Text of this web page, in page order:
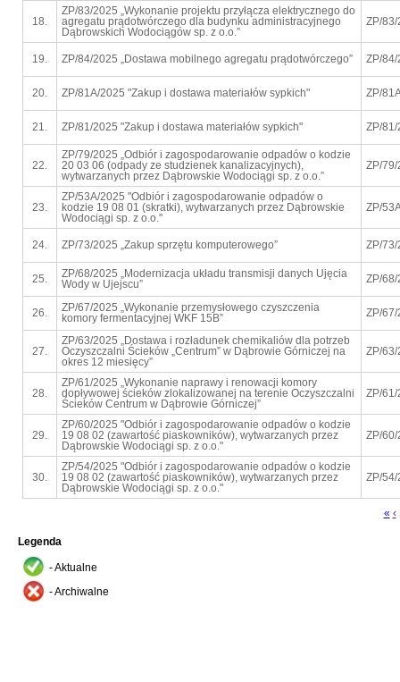
18.
ZP/83/2025 „Wykonanie projektu przyłącza elektrycznego do
agregatu prądotwórczego dla budynku administracyjnego
Dąbrowskich Wodociągów sp. z o.o.”
ZP/
19. ZP/84/2025 „Dostawa mobilnego agregatu prądotwórczego” ZP/
20. ZP/81A/2025 "Zakup i dostawa materiałów sypkich" ZP/
21. ZP/81/2025 "Zakup i dostawa materiałów sypkich" ZP/
22.
ZP/79/2025 „Odbiór i zagospodarowanie odpadów o kodzie
20 03 06 (odpady ze studzienek kanalizacyjnych),
wytwarzanych przez Dąbrowskie Wodociągi sp. z o.o.”
ZP/
23.
ZP/53A/2025 "Odbiór i zagospodarowanie odpadów o
kodzie 19 08 01 (skratki), wytwarzanych przez Dąbrowskie
Wodociągi sp. z o.o."
ZP/
24. ZP/73/2025 „Zakup sprzętu komputerowego” ZP/
25.
ZP/68/2025 „Modernizacja układu transmisji danych Ujęcia
Wody w Ujejscu”
ZP/
26.
ZP/67/2025 „Wykonanie przemysłowego czyszczenia
komory fermentacyjnej WKF 15B”
ZP/
27.
ZP/63/2025 „Dostawa i rozładunek chemikaliów dla potrzeb
Oczyszczalni Ścieków „Centrum” w Dąbrowie Górniczej na
okres 12 miesięcy”
ZP/
28.
ZP/61/2025 „Wykonanie naprawy i renowacji komory
dopływowej ścieków zlokalizowanej na terenie Oczyszczalni
Ścieków Centrum w Dąbrowie Górniczej”
ZP/
29.
ZP/60/2025 "Odbiór i zagospodarowanie odpadów o kodzie
19 08 02 (zawartość piaskowników), wytwarzanych przez
Dąbrowskie Wodociągi sp. z o.o."
ZP/
30.
ZP/54/2025 "Odbiór i zagospodarowanie odpadów o kodzie
19 08 02 (zawartość piaskowników), wytwarzanych przez
Dąbrowskie Wodociągi sp. z o.o."
ZP/
« ‹
Legenda
- Aktualne
- Archiwalne